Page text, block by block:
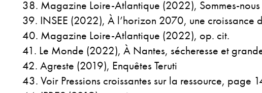
Magazine Loire-Atlantique (2022), Sommes-nous
INSEE (2022), À l’horizon 2070, une
Magazine Loire-Atlantique (2022), op. cit.
Le Monde (2022), À Nantes, sécheresse et
Agreste (2019), Enquêtes Teruti
Voir Pressions croissantes sur la ressource, page